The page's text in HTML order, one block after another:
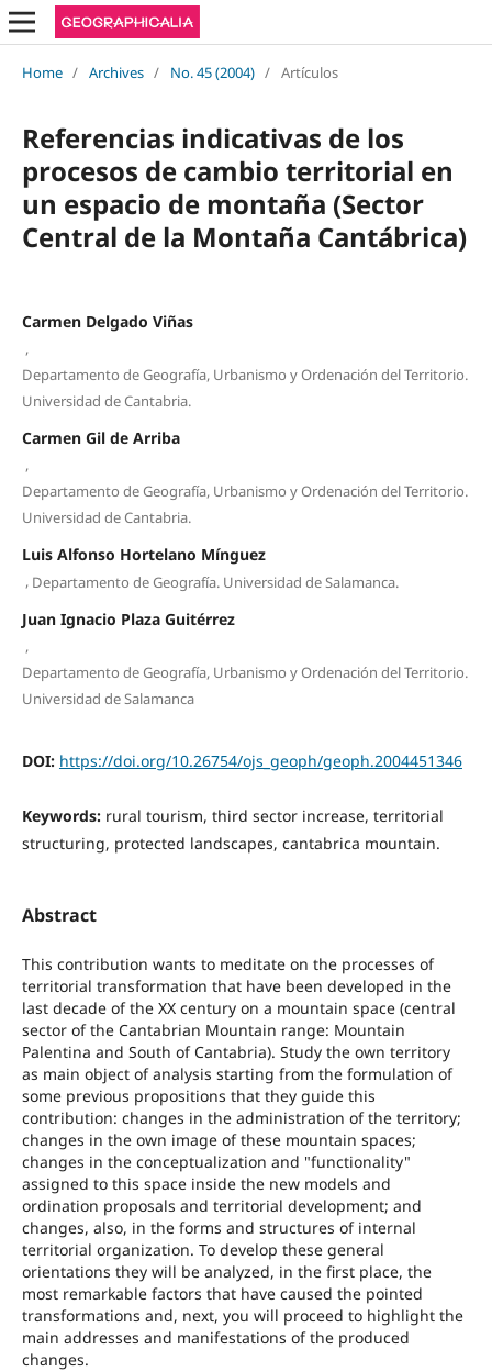
Home / Archives / No. 45 (2004) / Artículos
Referencias indicativas de los
procesos de cambio territorial en
un espacio de montaña (Sector
Central de la Montaña Cantábrica)
Carmen Delgado Viñas
,
Departamento de Geografía, Urbanismo y Ordenación del Territorio.
Universidad de Cantabria.
Carmen Gil de Arriba
,
Departamento de Geografía, Urbanismo y Ordenación del Territorio.
Universidad de Cantabria.
Luis Alfonso Hortelano Mínguez
, Departamento de Geografía. Universidad de Salamanca.
Juan Ignacio Plaza Guitérrez
,
Departamento de Geografía, Urbanismo y Ordenación del Territorio.
Universidad de Salamanca
DOI: https://doi.org/10.26754/ojs_geoph/geoph.2004451346
Keywords: rural tourism, third sector increase, territorial
structuring, protected landscapes, cantabrica mountain.
Abstract
This contribution wants to meditate on the processes of
territorial transformation that have been developed in the
last decade of the XX century on a mountain space (central
sector of the Cantabrian Mountain range: Mountain
Palentina and South of Cantabria). Study the own territory
as main object of analysis starting from the formulation of
some previous propositions that they guide this
contribution: changes in the administration of the territory;
changes in the own image of these mountain spaces;
changes in the conceptualization and "functionality"
assigned to this space inside the new models and
ordination proposals and territorial development; and
changes, also, in the forms and structures of internal
territorial organization. To develop these general
orientations they will be analyzed, in the first place, the
most remarkable factors that have caused the pointed
transformations and, next, you will proceed to highlight the
main addresses and manifestations of the produced
changes.